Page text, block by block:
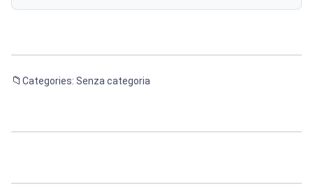
Categories: Senza categoria